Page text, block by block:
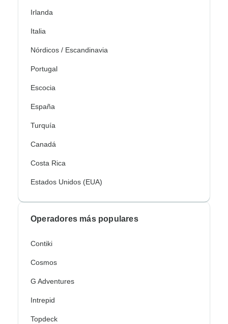
Irlanda
Italia
Nórdicos / Escandinavia
Portugal
Escocia
España
Turquía
Canadá
Costa Rica
Estados Unidos (EUA)
Operadores más populares
Contiki
Cosmos
G Adventures
Intrepid
Topdeck